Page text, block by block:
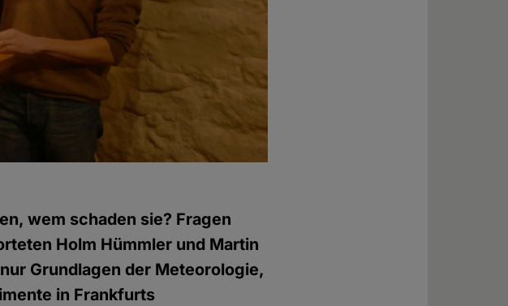
wem schaden sie? Fragen
Holm Hümmler und Martin
Grundlagen der Meteorologie,
in Frankfurts